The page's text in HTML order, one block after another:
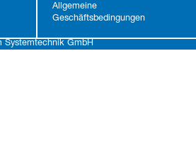
Allgemeine
Geschäftsbedingungen
Systemtechnik GmbH